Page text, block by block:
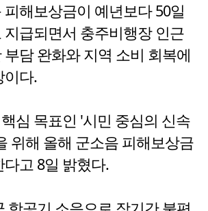
해보상금이 예년보다 50일
급되면서 충주비행장 인근
담 완화와 지역 소비 회복에
이다.
심 목표인 '시민 중심의 신속
위해 올해 군소음 피해보상금
고 8일 밝혔다.